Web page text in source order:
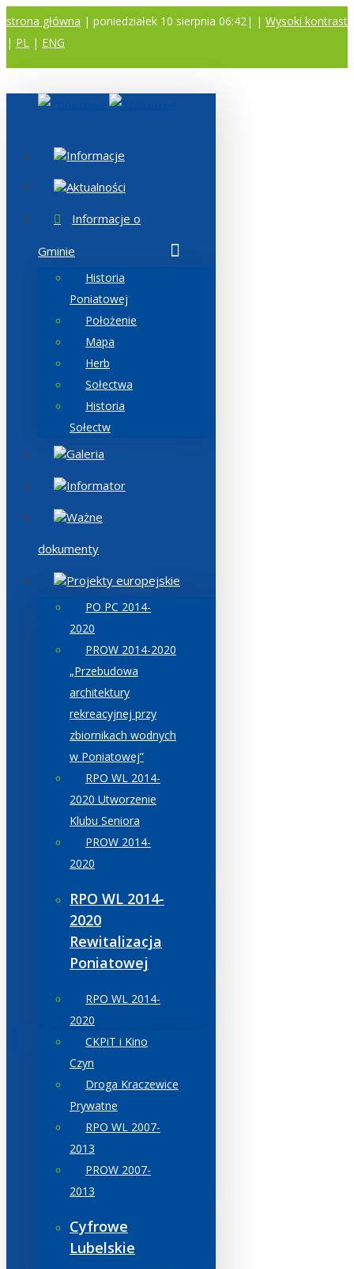
strona główna | poniedziałek 10 sierpnia 06:42| | Wysoki kontrast
| PL | ENG
Informacje
Aktualności
Informacje o
Gminie
Historia
Poniatowej
Położenie
Mapa
Herb
Sołectwa
Historia
Sołectw
Galeria
Informator
Ważne
dokumenty
Projekty europejskie
PO PC 2014-
2020
PROW 2014-2020
„Przebudowa
architektury
rekreacyjnej przy
zbiornikach wodnych
w Poniatowej”
RPO WL 2014-
2020 Utworzenie
Klubu Seniora
PROW 2014-
2020
RPO WL 2014-
2020
Rewitalizacja
Poniatowej
RPO WL 2014-
2020
CKPiT i Kino
Czyn
Droga Kraczewice
Prywatne
RPO WL 2007-
2013
PROW 2007-
2013
Cyfrowe
Lubelskie